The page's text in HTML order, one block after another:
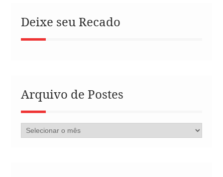
Deixe seu Recado
Arquivo de Postes
Arquivo
de